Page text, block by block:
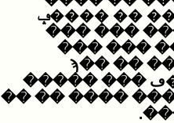
�� ����ݡ
��� ���
�����
������ ��� ���� ��� ���� �� ��ϡ
��� �����
����� ���
.